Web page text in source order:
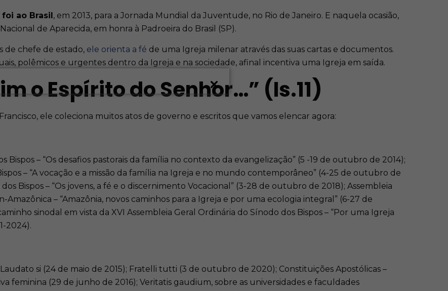
ao Brasil, em 2013, para a Jornada Mundial da Juventude, no Rio de Janeiro. E naquela ocasião,
de Aparecida, em honra à Padroeira do Brasil (SP).
de chefe de estado, ele orienta a fé de uma Igreja milenar através das suas cartas e documentos.
polêmicos e urgentes dentro da Igreja e na sociedade, afinal incentiva uma Igreja em saída.
o Espírito do Senhor…” (Is.11)
ele coleciona muitos atos de governo e escritos que vamos elencar agora:
Bispos – “Os desafios pastorais da família no contexto da evangelização” (5 -19 de outubro de 2014);
– “A vocação e a missão da família na Igreja e no mundo contemporâneo” (4-25 de outubro de
Bispos – “Os jovens, a fé e o discernimento Vocacional” (3-28 de outubro de 2018); Assembleia
Amazônica – “Amazônia, novos caminhos para a Igreja e por uma ecologia integral” (6-27 de
sinodal em vista da XVI Assembleia Geral Ordinária do Sínodo dos Bispos – “Por uma Igreja
2024).
si (24 de maio de 2015); Fratelli tutti (3 de outubro de 2020); Constituições Apostólicas –
feminina (29 de junho de 2016); Veritatis gaudium, sobre as universidades e faculdades